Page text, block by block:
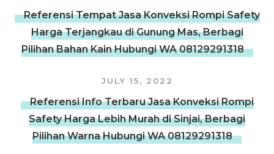
Referensi Tempat Jasa Konveksi Rompi Safety
Harga Terjangkau di Gunung Mas, Berbagi
Pilihan Bahan Kain Hubungi WA 08129291318
JULY 15, 2022
Referensi Info Terbaru Jasa Konveksi Rompi
Safety Harga Lebih Murah di Sinjai, Berbagi
Pilihan Warna Hubungi WA 08129291318